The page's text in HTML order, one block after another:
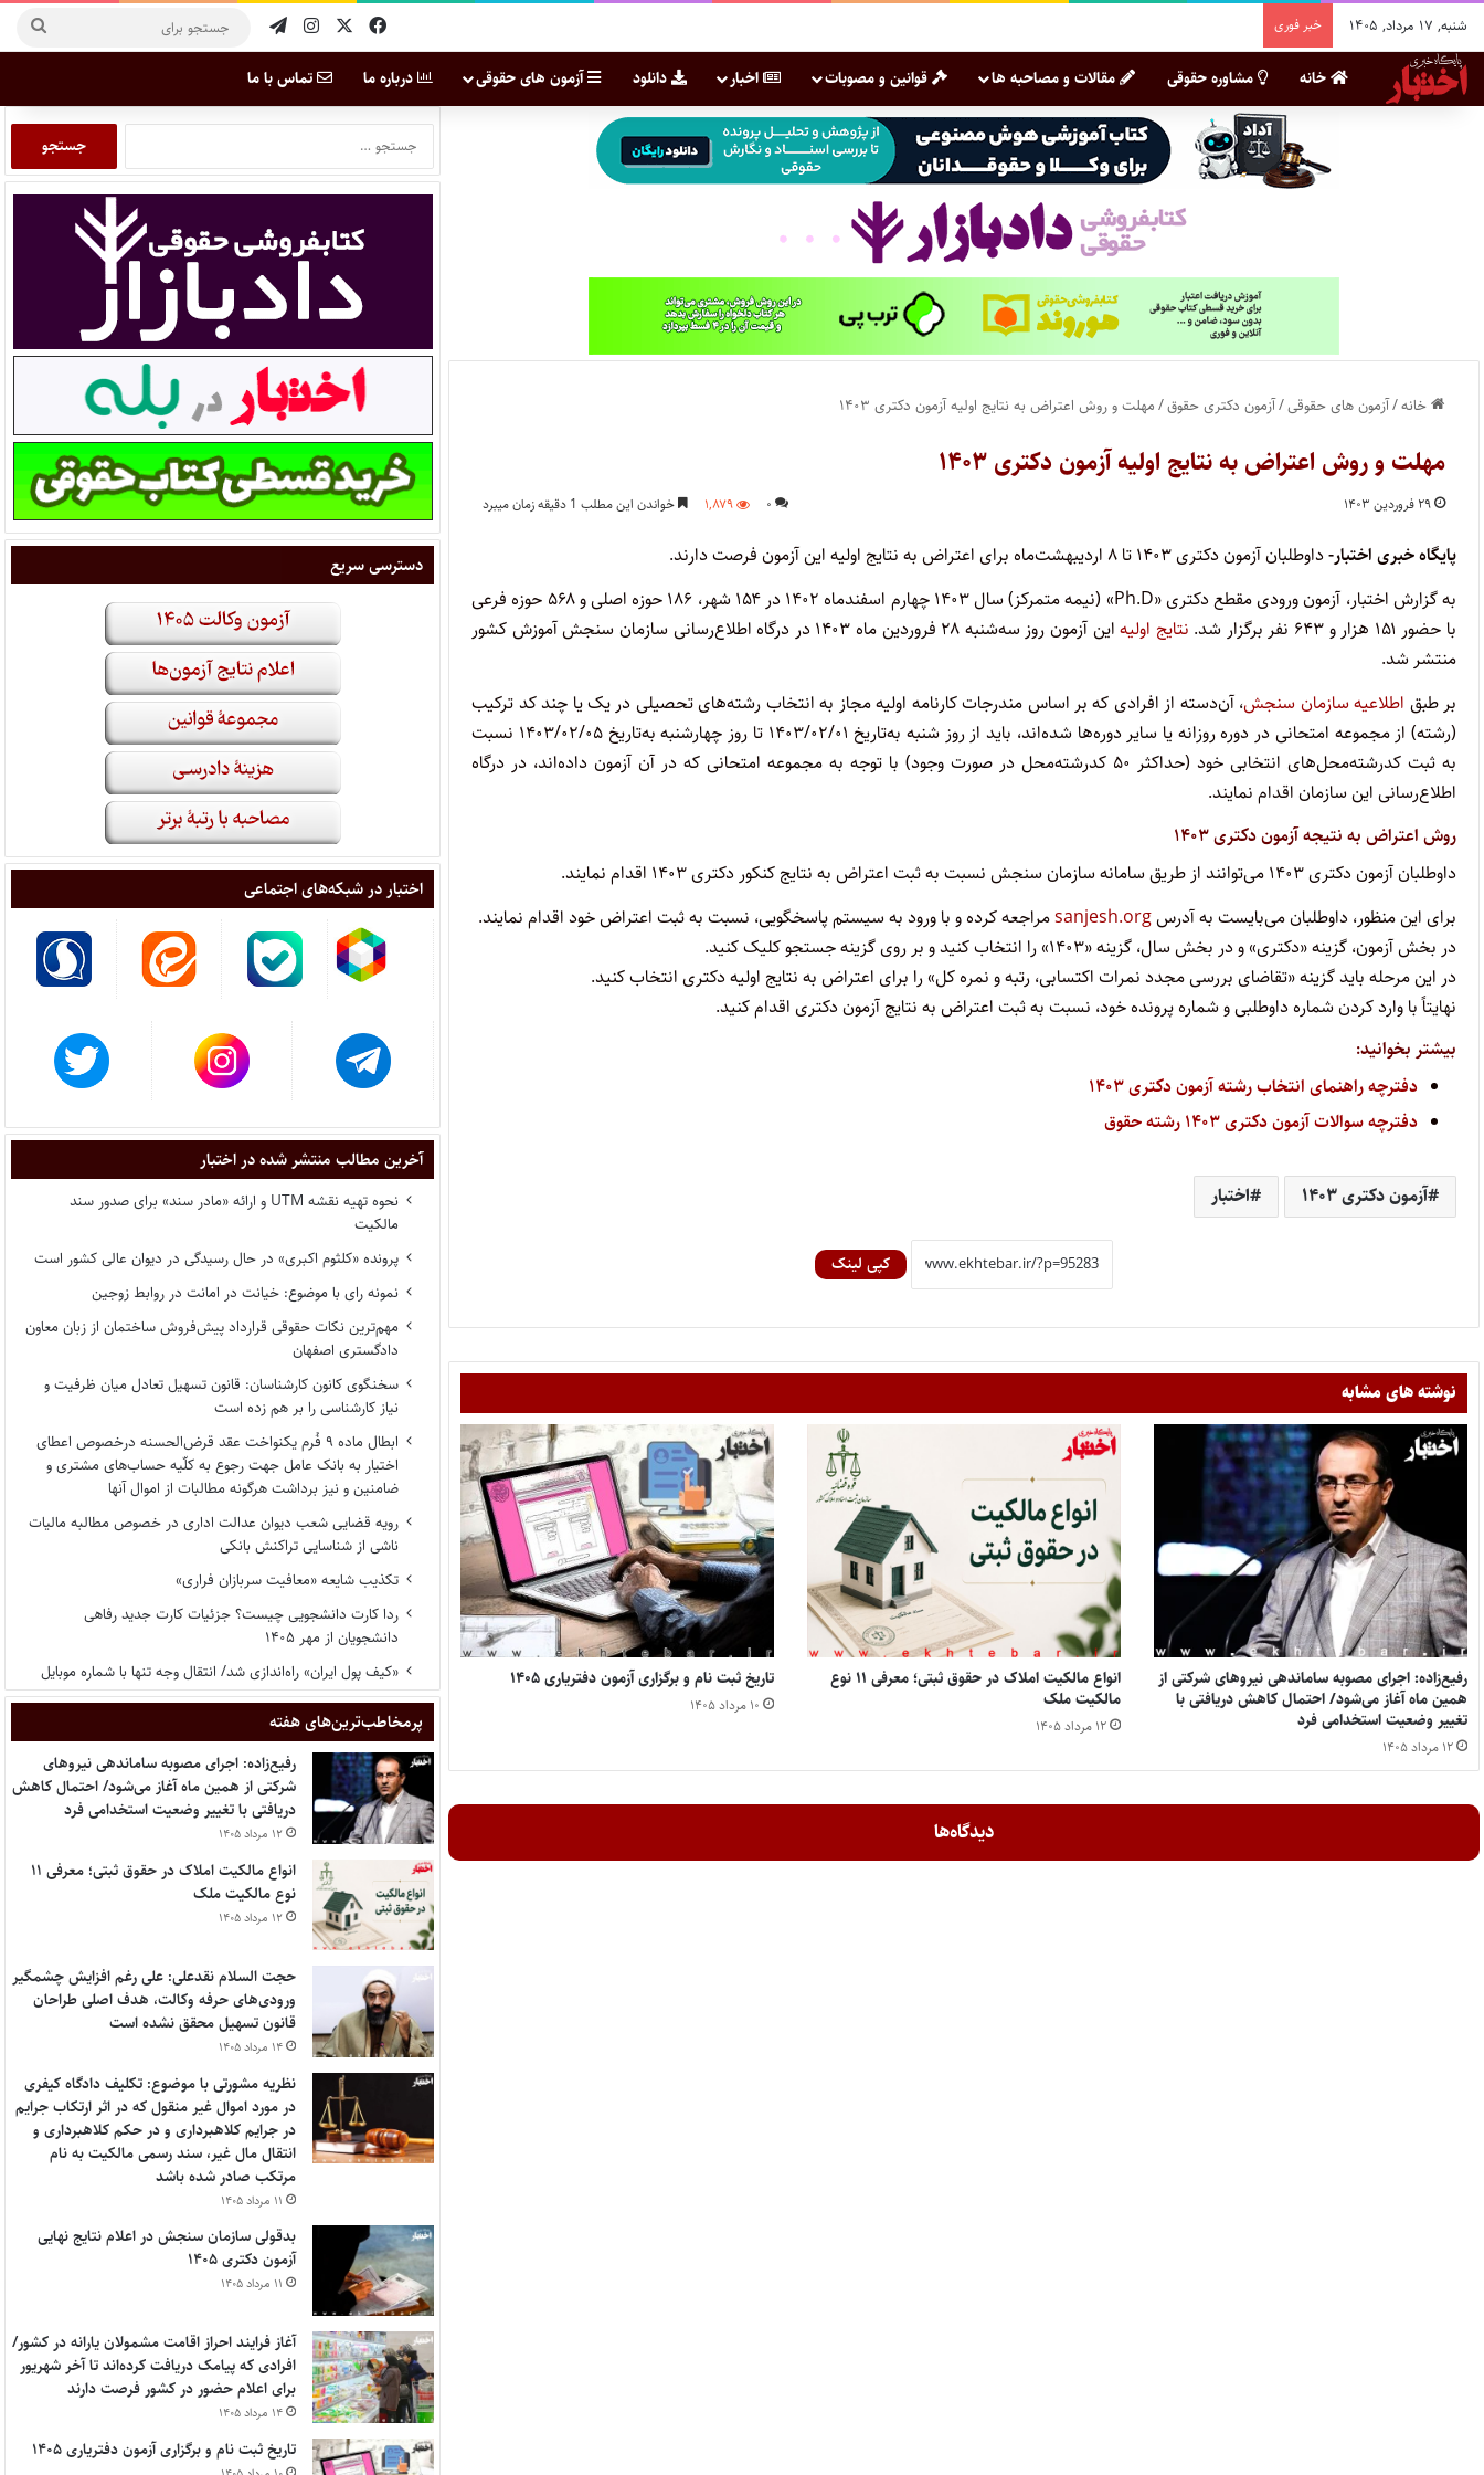
شنبه, ۱۷ مرداد, ۱۴۰۵ خبر فوری
خانه مشاوره حقوقی مقالات و مصاحبه ها قوانین و مصوبات اخبار دانلود آزمون های حقوقی درباره ما تماس با ما
خانه/آزمون های حقوقی/آزمون دکتری حقوق/مهلت و روش اعتراض به نتایج اولیه آزمون دکتری ۱۴۰۳
مهلت و روش اعتراض به نتایج اولیه آزمون دکتری ۱۴۰۳
۲۹ فروردین ۱۴۰۳ ۰ ۱,۸۷۹ خواندن این مطلب 1 دقیقه زمان میبرد
پایگاه خبری اختبار-داوطلبان آزمون دکتری ۱۴۰۳ تا ۸ اردیبهشت‌ماه برای اعتراض به نتایج اولیه این آزمون فرصت دارند.
به گزارش اختبار، آزمون ورودی مقطع دکتری «Ph.D» (نیمه متمرکز) سال ۱۴۰۳ چهارم اسفندماه ۱۴۰۲ در ۱۵۴ شهر، ۱۸۶ حوزه اصلی و ۵۶۸ حوزه فرعی
با حضور ۱۵۱ هزار و ۶۴۳ نفر برگزار شد.
نتایج اولیه
این آزمون روز سه‌شنبه ۲۸ فروردین ماه ۱۴۰۳ در درگاه اطلاع‌رسانی سازمان سنجش آموزش کشور
منتشر شد.
بر طبق اطلاعیه سازمان سنجش، آن‌دسته از افرادی که بر اساس مندرجات کارنامه اولیه مجاز به انتخاب رشته‌های تحصیلی در یک یا چند کد ترکیب
(رشته) از مجموعه امتحانی در دوره روزانه یا سایر دوره‌ها شده‌اند، باید از روز شنبه به‌تاریخ ۱۴۰۳/۰۲/۰۱ تا روز چهارشنبه به‌تاریخ ۱۴۰۳/۰۲/۰۵ نسبت
به ثبت کدرشته‌محل‌های انتخابی خود (حداکثر ۵۰ کدرشته‌محل در صورت وجود) با توجه به مجموعه امتحانی که در آن آزمون داده‌اند، در درگاه
اطلاع‌رسانی این سازمان اقدام نمایند.
روش اعتراض به نتیجه آزمون دکتری ۱۴۰۳
داوطلبان آزمون دکتری ۱۴۰۳ می‌توانند از طریق سامانه سازمان سنجش نسبت به ثبت اعتراض به نتایج کنکور دکتری ۱۴۰۳ اقدام نمایند.
برای این منظور، داوطلبان می‌بایست به آدرس
مراجعه کرده و با ورود به سیستم پاسخگویی، نسبت به ثبت اعتراض خود اقدام نمایند.
در بخش آزمون، گزینه «دکتری» و در بخش سال، گزینه «۱۴۰۳» را انتخاب کنید و بر روی گزینه جستجو کلیک کنید.
در این مرحله باید گزینه «تقاضای بررسی مجدد نمرات اکتسابی، رتبه و نمره کل» را برای اعتراض به نتایج اولیه دکتری انتخاب کنید.
نهایتاً با وارد کردن شماره داوطلبی و شماره پرونده خود، نسبت به ثبت اعتراض به نتایج آزمون دکتری اقدام کنید.
بیشتر بخوانید:
دفترچه راهنمای انتخاب رشته آزمون دکتری ۱۴۰۳
دفترچه سوالات آزمون دکتری ۱۴۰۳ رشته حقوق
آزمون دکتری ۱۴۰۳ اختبار
کپی لینک
نوشته های مشابه
رفیع‌زاده: اجرای مصوبه ساماندهی نیروهای شرکتی از
همین ماه آغاز می‌شود/ احتمال کاهش دریافتی با
تغییر وضعیت استخدامی فرد
۱۲ مرداد ۱۴۰۵
انواع مالکیت املاک در حقوق ثبتی؛ معرفی ۱۱ نوع
مالکیت ملک
۱۲ مرداد ۱۴۰۵
تاریخ ثبت نام و برگزاری آزمون دفتریاری ۱۴۰۵
۱۰ مرداد ۱۴۰۵
دیدگاه‌ها
دسترسی سریع
اختبار در شبکه‌های اجتماعی
آخرین مطالب منتشر شده در اختبار
نحوه تهیه نقشه UTM و ارائه «مادر سند» برای صدور سند
مالکیت
پرونده «کلثوم اکبری» در حال رسیدگی در دیوان عالی کشور است
نمونه رای با موضوع: خیانت در امانت در روابط زوجین
مهم‌ترین نکات حقوقی قرارداد پیش‌فروش ساختمان از زبان معاون
دادگستری اصفهان
سخنگوی کانون کارشناسان: قانون تسهیل تعادل میان ظرفیت و
نیاز کارشناسی را بر هم زده است
ابطال ماده ۹ فُرم یکنواخت عقد قرض‌الحسنه درخصوص اعطای
اختیار به بانک عامل جهت رجوع به کلّیه حساب‌های مشتری و
ضامنین و نیز برداشت هرگونه مطالبات از اموال آنها
رویه قضایی شعب دیوان عدالت اداری در خصوص مطالبه مالیات
ناشی از شناسایی تراکنش بانکی
تکذیب شایعه «معافیت سربازان فراری»
ردا کارت دانشجویی چیست؟ جزئیات کارت جدید رفاهی
دانشجویان از مهر ۱۴۰۵
«کیف پول ایران» راه‌اندازی شد/ انتقال وجه تنها با شماره موبایل
پر‌مخاطب‌ترین‌های هفته
رفیع‌زاده: اجرای مصوبه ساماندهی نیروهای
شرکتی از همین ماه آغاز می‌شود/ احتمال کاهش
دریافتی با تغییر وضعیت استخدامی فرد
۱۲ مرداد ۱۴۰۵
انواع مالکیت املاک در حقوق ثبتی؛ معرفی ۱۱
نوع مالکیت ملک
۱۲ مرداد ۱۴۰۵
حجت السلام نقدعلی: علی رغم افزایش چشمگیر
ورودی‌های حرفه وکالت، هدف اصلی طراحان
قانون تسهیل محقق نشده است
۱۴ مرداد ۱۴۰۵
نظریه مشورتی با موضوع: تکلیف دادگاه کیفری
در مورد اموال غیر منقول که در اثر ارتکاب جرایم
در جرایم کلاهبرداری و در حکم کلاهبرداری و
انتقال مال غیر، سند رسمی مالکیت به نام
مرتکب صادر شده باشد
۱۱ مرداد ۱۴۰۵
بدقولی سازمان سنجش در اعلام نتایج نهایی
آزمون دکتری ۱۴۰۵
۱۱ مرداد ۱۴۰۵
آغاز فرایند احراز اقامت مشمولان یارانه در کشور/
افرادی که پیامک دریافت کرده‌اند تا آخر شهریور
برای اعلام حضور در کشور فرصت دارند
۱۴ مرداد ۱۴۰۵
تاریخ ثبت نام و برگزاری آزمون دفتریاری ۱۴۰۵